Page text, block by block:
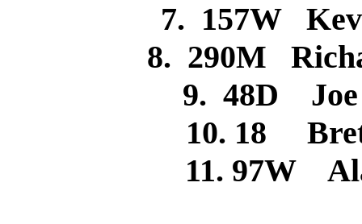
7. 157W
8. 290M
9. 48D
10. 18
11. 97W